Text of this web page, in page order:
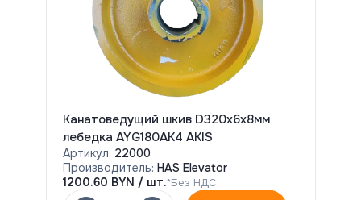
Канатоведущий шкив D320x6x8мм
лебедка AYG180AK4 AKIS
Артикул: 22000
Производитель: HAS Elevator
1200.60 BYN / шт.*Без НДС